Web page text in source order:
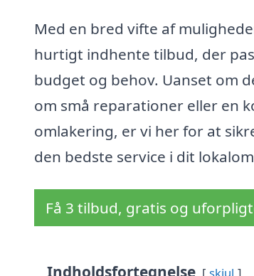
Med en bred vifte af
hurtigt indhente tilbud, der
budget og behov. Uanset om
om små reparationer eller en
omlakering, er vi her for at
den bedste service i dit
Få 3 tilbud, gratis og
Indholdsfortegnelse